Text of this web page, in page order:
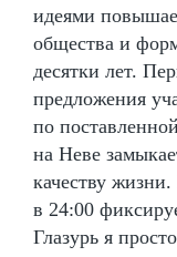
идеями
общества и
десятки лет.
предложения
по
на Неве
качеству
в 24:00
Глазурь я